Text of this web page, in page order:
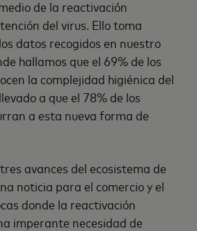
de la reactivación
del virus. Ello toma
datos recogidos en nuestro
hallamos que el 69% de los
la complejidad higiénica del
a que el 78% de los
a esta nueva forma de
avances del ecosistema de
noticia para el comercio y el
donde la reactivación
imperante necesidad de